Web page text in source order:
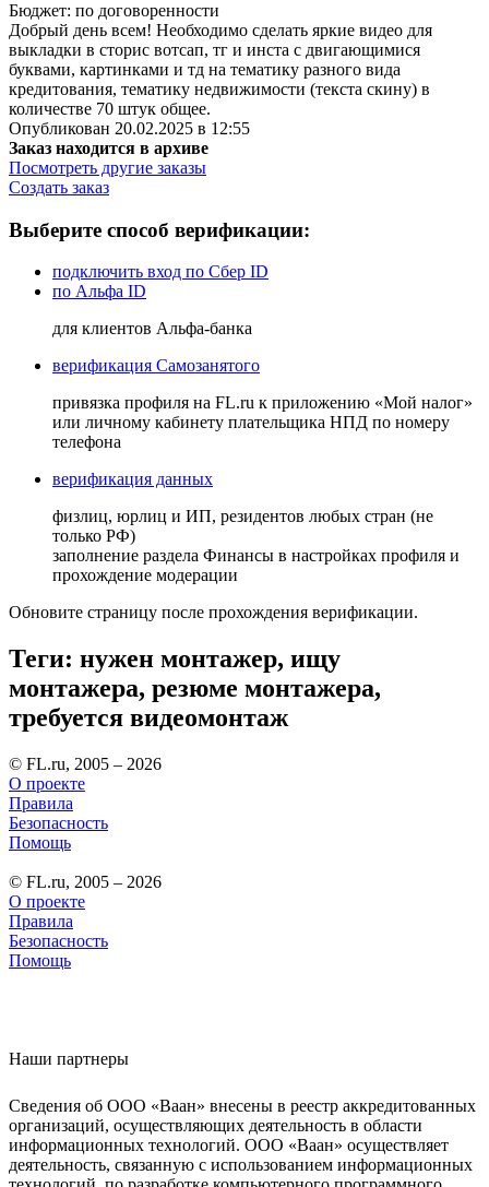
Бюджет: по договоренности
Добрый день всем! Необходимо сделать яркие видео для
выкладки в сторис вотсап, тг и инста с двигающимися
буквами, картинками и тд на тематику разного вида
кредитования, тематику недвижимости (текста скину) в
количестве 70 штук общее.
Опубликован 20.02.2025 в 12:55
Заказ находится в архиве
Посмотреть другие заказы
Создать заказ
Выберите способ верификации:
подключить вход по Сбер ID
по Альфа ID
для клиентов Альфа-банка
верификация Самозанятого
привязка профиля на FL.ru к приложению «Мой налог»
или личному кабинету плательщика НПД по номеру
телефона
верификация данных
физлиц, юрлиц и ИП, резидентов любых стран (не
только РФ)
заполнение раздела Финансы в настройках профиля и
прохождение модерации
Обновите страницу после прохождения верификации.
Теги: нужен монтажер, ищу
монтажера, резюме монтажера,
требуется видеомонтаж
© FL.ru, 2005 – 2026
О проекте
Правила
Безопасность
Помощь
© FL.ru, 2005 – 2026
О проекте
Правила
Безопасность
Помощь
Наши партнеры
Сведения об ООО «Ваан» внесены в реестр аккредитованных
организаций, осуществляющих деятельность в области
информационных технологий. ООО «Ваан» осуществляет
деятельность, связанную с использованием информационных